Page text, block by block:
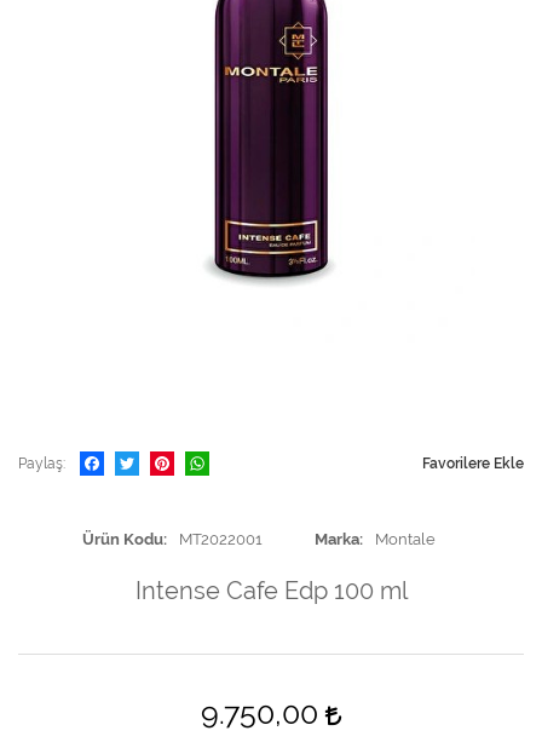
Paylaş Favorilere Ekle
Ürün Kodu MT2022001 Marka Montale
Intense Cafe Edp 100 ml
9.750,00